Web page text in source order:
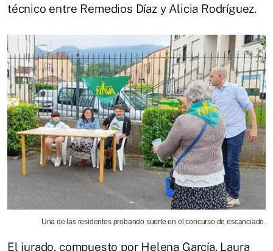
técnico entre Remedios Díaz y Alicia Rodríguez.
Una de las residentes probando suerte en el concurso de escanciado.
El jurado, compuesto por Helena García, Laura